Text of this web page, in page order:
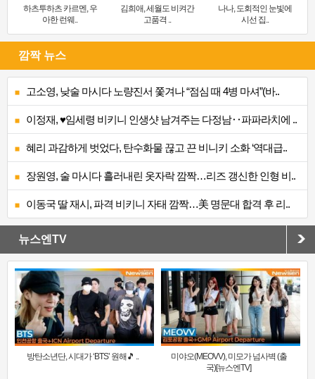
하츠투하츠 카르멘, 우
아한 런웨..
김희애, 세월도 비켜간
고품격 ..
나나, 도회적인 눈빛에
시선 집..
깜짝 뉴스
고소영, 낮술 마시다 노량진서 쫓겨나 “점심 때 4병 마셔”(바..
이정재, ♥임세령 비키니 인생샷 남겨주는 다정남‥파파라치에 ..
혜리 과감하게 벗었다, 탄수화물 끊고 끈 비니키 소화 ‘역대급..
장원영, 술 마시다 흘러내린 옷자락 깜짝…리즈 갱신한 인형 비..
이동국 딸 재시, 파격 비키니 자태 깜짝…美 명문대 합격 후 리..
뉴스엔TV
방탄소년단, 시대가 ‘BTS’ 원해🎵 ..
미야오(MEOVV), 미모가 넘사벽 (출
국)[뉴스엔TV]